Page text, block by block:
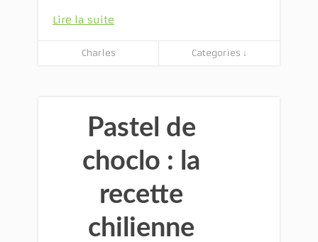
Lire la suite
Charles Categories ↓
Pastel de
choclo : la
recette
chilienne